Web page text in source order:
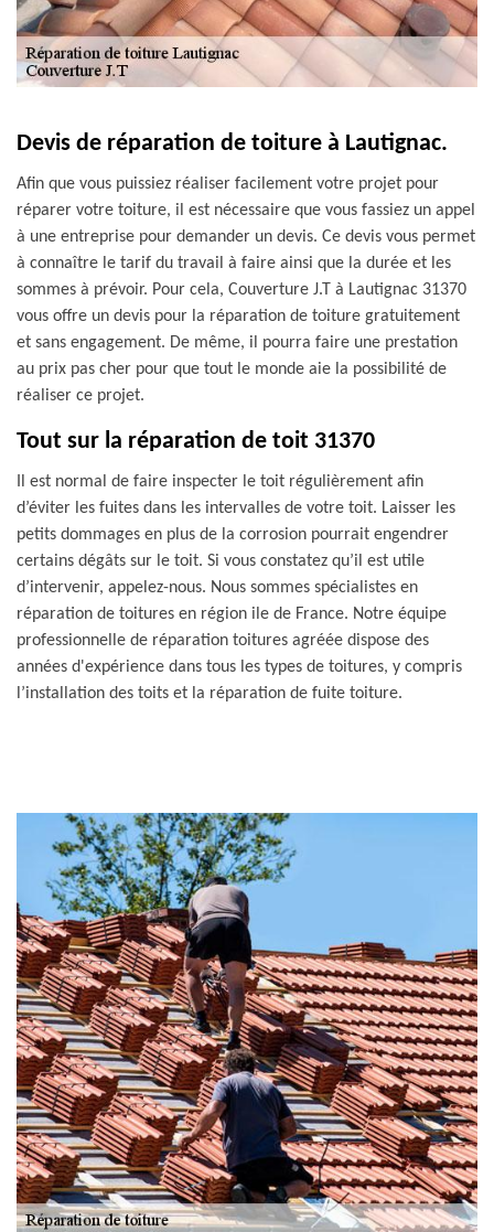
Devis de réparation de toiture à Lautignac.
Afin que vous puissiez réaliser facilement votre projet pour
réparer votre toiture, il est nécessaire que vous fassiez un appel
à une entreprise pour demander un devis. Ce devis vous permet
à connaître le tarif du travail à faire ainsi que la durée et les
sommes à prévoir. Pour cela, Couverture J.T à Lautignac 31370
vous offre un devis pour la réparation de toiture gratuitement
et sans engagement. De même, il pourra faire une prestation
au prix pas cher pour que tout le monde aie la possibilité de
réaliser ce projet.
Tout sur la réparation de toit 31370
Il est normal de faire inspecter le toit régulièrement afin
d’éviter les fuites dans les intervalles de votre toit. Laisser les
petits dommages en plus de la corrosion pourrait engendrer
certains dégâts sur le toit. Si vous constatez qu’il est utile
d’intervenir, appelez-nous. Nous sommes spécialistes en
réparation de toitures en région ile de France. Notre équipe
professionnelle de réparation toitures agréée dispose des
années d'expérience dans tous les types de toitures, y compris
l’installation des toits et la réparation de fuite toiture.